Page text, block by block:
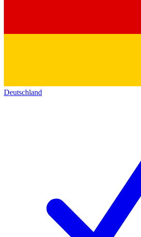
Deutschland